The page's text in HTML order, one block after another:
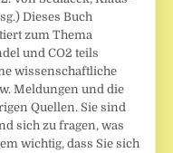
Dieses Buch
zum Thema
und CO2 teils
wissenschaftliche
Meldungen und die
Quellen. Sie sind
sich zu fragen, was
wichtig, dass Sie sich